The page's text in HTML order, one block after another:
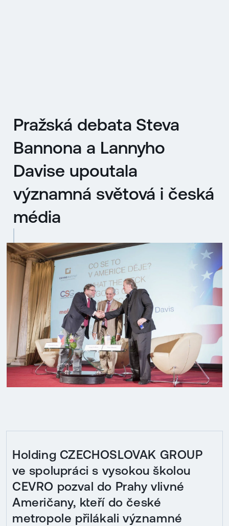
Pražská debata Steva
Bannona a Lannyho
Davise upoutala
významná světová i česká
média
Holding CZECHOSLOVAK GROUP
ve spolupráci s vysokou školou
CEVRO pozval do Prahy vlivné
Američany, kteří do české
metropole přilákali významné